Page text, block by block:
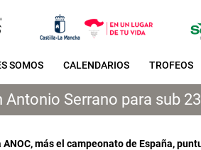
SOMOS CALENDARIOS TROFEOS
Serrano para sub 23
ANOC, más el campeonato de España,